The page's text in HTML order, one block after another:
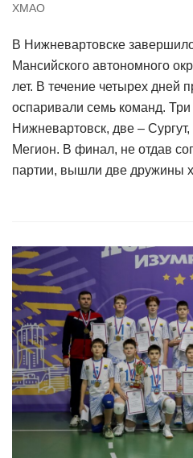
ХМАО
В Нижневартовске
Мансийского автономного
лет. В течение четырех дней
оспаривали семь команд.
Нижневартовск, две –
Мегион. В финал, не отдав
партии, вышли две дружины